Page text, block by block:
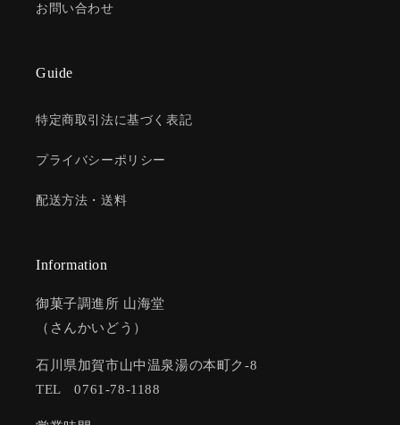
お問い合わせ
Guide
特定商取引法に基づく表記
プライバシーポリシー
配送方法・送料
Information
御菓子調進所 山海堂
（さんかいどう）
石川県加賀市山中温泉湯の本町ク-8
TEL 0761-78-1188